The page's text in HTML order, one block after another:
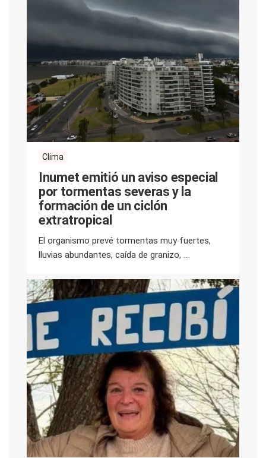
Clima
Inumet emitió un aviso especial
por tormentas severas y la
formación de un ciclón
extratropical
El organismo prevé tormentas muy fuertes,
lluvias abundantes, caída de granizo, ...